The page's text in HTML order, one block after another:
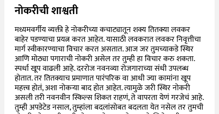
नोकरीची शाश्वती
मध्यमवर्गीय व्यक्ती हे नोकरीच्या कचाट्यातून शक्य तितक्या लवकर
बाहेर पडण्याचा प्रयत्न करत आहेत. यासाठी लवकरात लवकर निवृत्तीचा
मार्ग स्वीकारण्याचा विचार करत असतात. आज जर तुमच्याकडे स्थिर
आणि मोठ्या पगाराची नोकरी असेल तर तुम्ही हा विचार करु शकता.
स्पर्धा खूप वाढली आहे. दररोज नवनव्या रोजगाराच्या संधी उपलब्ध
होतात. तर तितक्याच प्रमाणात पारंपरिक वा आधी ज्या कामांना खूप
महत्त्व होतं, अशा नोकऱ्या बाद होत आहेत. त्यामुळे जरी स्थिर नोकरी
असली तरी नवनवीन स्किल्स शिकत राहणं, ते वापरता येणं गरजेचं आहे.
तुम्ही अपडेटेड नसाल, तुम्हांला बदलांसोबत बदलता येत नसेल तर तुमची